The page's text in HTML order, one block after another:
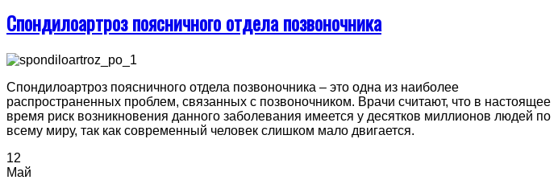
Спондилоартроз поясничного отдела позвоночника
Спондилоартроз поясничного отдела позвоночника – это одна из наиболее
распространенных проблем, связанных с позвоночником. Врачи считают, что в настоящее
время риск возникновения данного заболевания имеется у десятков миллионов людей по
всему миру, так как современный человек слишком мало двигается.
12
Май